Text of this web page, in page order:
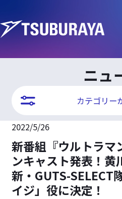
ニュ
カテゴリー
2022/5/26
新番組『ウルトラマ
ンキャスト発表！黄
新・GUTS-SELECT
イジ」役に決定！